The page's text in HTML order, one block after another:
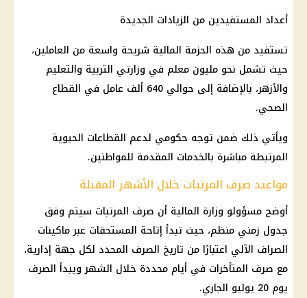
أعداد المستفيدين من الزيادات الجديدة
تستفيد من هذه الحزمة المالية شريحة واسعة من العاملين،
حيث تشمل نحو مليون معلم في وزارتي التربية والتعليم
والأزهر، بالإضافة إلى حوالي 640 ألف عامل في القطاع
الصحي.
ويأتي ذلك ضمن توجه حكومي لدعم القطاعات الحيوية
المرتبطة مباشرة بالخدمات المقدمة للمواطنين.
مواعيد صرف المرتبات خلال الأشهر المقبلة
أوضح مسؤولو وزارة المالية أن صرف المرتبات سيتم وفق
جدول زمني منظم، حيث تبدأ إتاحة المستحقات عبر ماكينات
الصراف الآلي اعتبارًا من تاريخ الصرف المحدد لكل جهة إدارية،
مع صرف المتأخرات في أيام محددة خلال الشهر ويبدأ الصرف
يوم 20 يوليو الجاري.